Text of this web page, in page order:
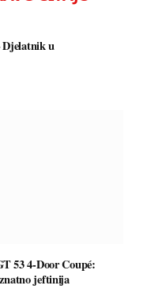
Djelatnik u
53 4-Door Coupé:
jeftinija